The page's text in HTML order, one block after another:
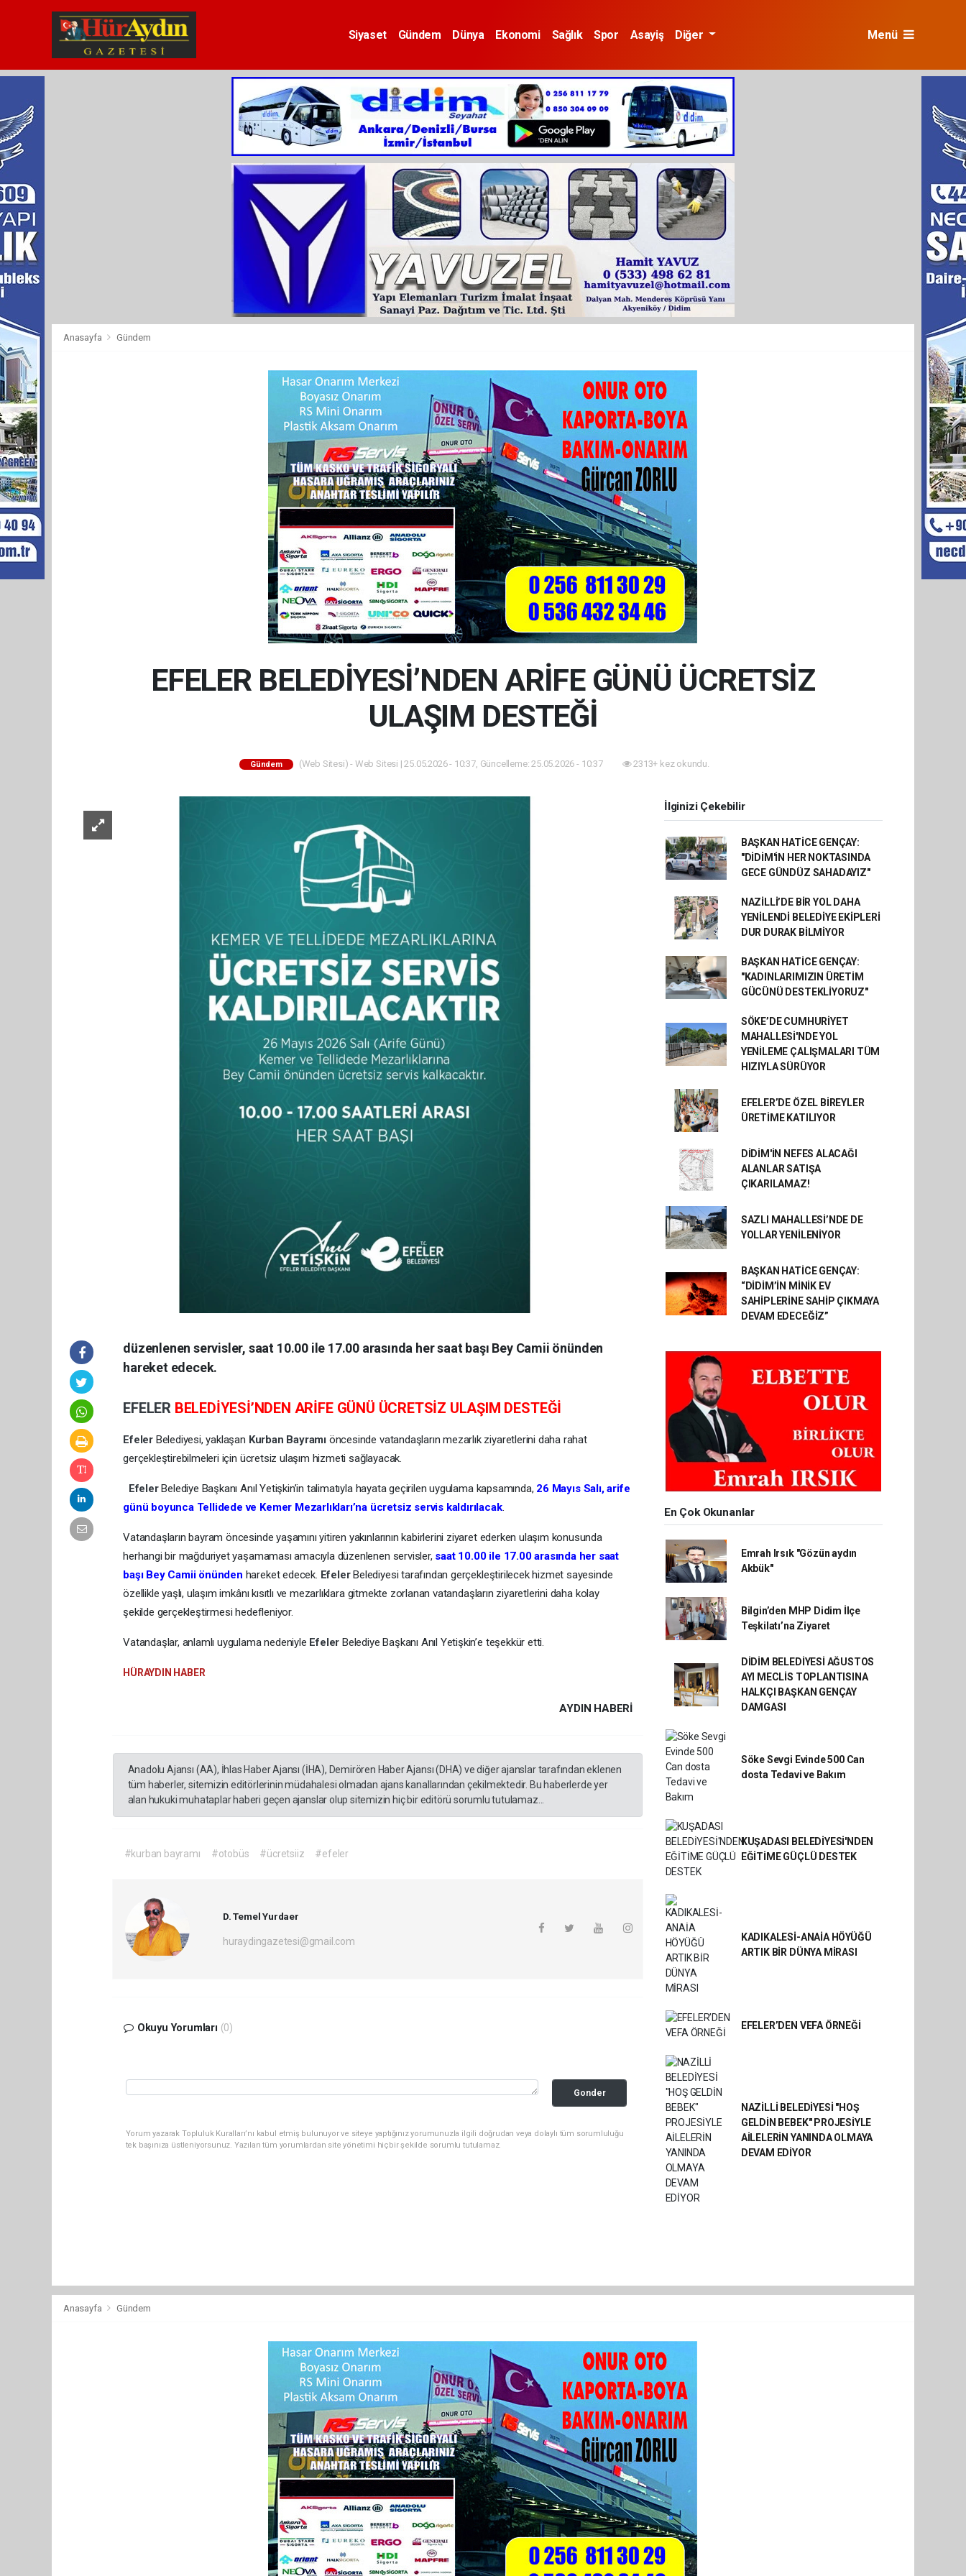
Siyaset Gündem Dünya Ekonomi Sağlık Spor Asayiş Diğer Menü
Anasayfa Gündem
EFELER BELEDİYESİ’NDEN ARİFE GÜNÜ ÜCRETSİZ
ULAŞIM DESTEĞİ
Gündem (Web Sitesi) - Web Sitesi | 25.05.2026 - 10:37, Güncelleme: 25.05.2026 - 10:37 2313+ kez okundu.
düzenlenen servisler, saat 10.00 ile 17.00 arasında her saat başı Bey Camii önünden
hareket edecek.
EFELER BELEDİYESİ’NDEN ARİFE GÜNÜ ÜCRETSİZ ULAŞIM DESTEĞİ
Efeler Belediyesi, yaklaşan Kurban Bayramı öncesinde vatandaşların mezarlık ziyaretlerini daha rahat
gerçekleştirebilmeleri için ücretsiz ulaşım hizmeti sağlayacak.
EfelerBelediye Başkanı Anıl Yetişkin’in talimatıyla hayata geçirilen uygulama kapsamında, 26 Mayıs Salı, arife
günü boyunca Tellidede ve Kemer Mezarlıkları’na ücretsiz servis kaldırılacak.
Vatandaşların bayram öncesinde yaşamını yitiren yakınlarının kabirlerini ziyaret ederken ulaşım konusunda
herhangi bir mağduriyet yaşamaması amacıyla düzenlenen servisler, saat 10.00 ile 17.00 arasında her saat
başı Bey Camii önünden hareket edecek. EfelerBelediyesi tarafından gerçekleştirilecek hizmet sayesinde
özellikle yaşlı, ulaşım imkânı kısıtlı ve mezarlıklara gitmekte zorlanan vatandaşların ziyaretlerini daha kolay
şekilde gerçekleştirmesi hedefleniyor.
Vatandaşlar, anlamlı uygulama nedeniyle EfelerBelediye Başkanı Anıl Yetişkin’e teşekkür etti.
HÜRAYDIN HABER
AYDIN HABERİ
Anadolu Ajansı (AA), İhlas Haber Ajansı (İHA), Demirören Haber Ajansı (DHA) ve diğer ajanslar tarafından eklenen
tüm haberler, sitemizin editörlerinin müdahalesi olmadan ajans kanallarından çekilmektedir. Bu haberlerde yer
alan hukuki muhataplar haberi geçen ajanslar olup sitemizin hiç bir editörü sorumlu tutulamaz...
#kurban bayramı #otobüs #ücretsiiz #efeler
D. Temel Yurdaer
huraydingazetesi@gmail.com
Okuyu Yorumları (0)
Gonder
Yorum yazarak Topluluk Kuralları’nı kabul etmiş bulunuyor ve siteye yaptığınız yorumunuzla ilgili doğrudan veya dolaylı tüm sorumluluğu
tek başınıza üstleniyorsunuz. Yazılan tüm yorumlardan site yönetimi hiçbir şekilde sorumlu tutulamaz.
İlginizi Çekebilir
BAŞKAN HATİCE GENÇAY:
"DİDİM'İN HER NOKTASINDA
GECE GÜNDÜZ SAHADAYIZ"
NAZİLLİ’DE BİR YOL DAHA
YENİLENDİ BELEDİYE EKİPLERİ
DUR DURAK BİLMİYOR
BAŞKAN HATİCE GENÇAY:
"KADINLARIMIZIN ÜRETİM
GÜCÜNÜ DESTEKLİYORUZ"
SÖKE’DE CUMHURİYET
MAHALLESİ'NDE YOL
YENİLEME ÇALIŞMALARI TÜM
HIZIYLA SÜRÜYOR
EFELER’DE ÖZEL BİREYLER
ÜRETİME KATILIYOR
DİDİM'İN NEFES ALACAĞI
ALANLAR SATIŞA
ÇIKARILAMAZ!
SAZLI MAHALLESİ’NDE DE
YOLLAR YENİLENİYOR
BAŞKAN HATİCE GENÇAY:
“DİDİM’İN MİNİK EV
SAHİPLERİNE SAHİP ÇIKMAYA
DEVAM EDECEĞİZ”
En Çok Okunanlar
Emrah Irsık "Gözün aydın
Akbük"
Bilgin’den MHP Didim İlçe
Teşkilatı’na Ziyaret
DİDİM BELEDİYESİ AĞUSTOS
AYI MECLİS TOPLANTISINA
HALKÇI BAŞKAN GENÇAY
DAMGASI
Söke Sevgi Evinde 500 Can
dosta Tedavi ve Bakım
KUŞADASI BELEDİYESİ'NDEN
EĞİTİME GÜÇLÜ DESTEK
KADIKALESİ-ANAİA HÖYÜĞÜ
ARTIK BİR DÜNYA MİRASI
EFELER’DEN VEFA ÖRNEĞİ
NAZİLLİ BELEDİYESİ "HOŞ
GELDİN BEBEK" PROJESİYLE
AİLELERİN YANINDA OLMAYA
DEVAM EDİYOR
Anasayfa Gündem